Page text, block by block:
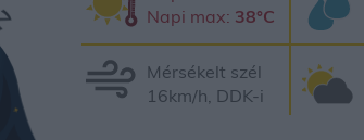
Napi max: 38°C
Mérsékelt szél
16km/h, DDK-i